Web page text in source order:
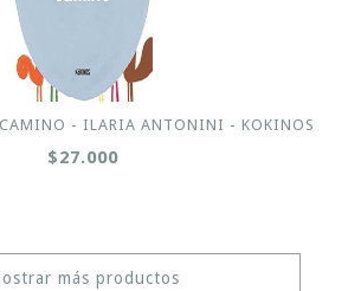
CAMINO - ILARIA ANTONINI - KOKINOS
$27.000
más productos